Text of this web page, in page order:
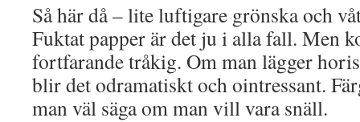
Så här då – lite luftigare grönska och
Fuktat papper är det ju i alla fall. Men
fortfarande tråkig. Om man lägger
blir det odramatiskt och ointressant.
man väl säga om man vill vara snäll.